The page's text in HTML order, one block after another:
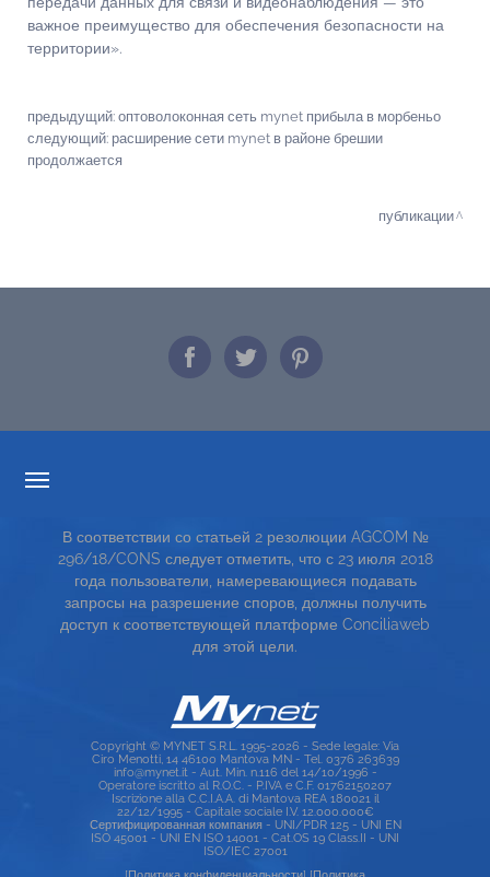
важное преимущество для обеспечения безопасности на
территории».
предыдущий:оптоволоконная сеть mynet прибыла в морбеньо
следующий: расширение сети mynet в районе брешии
продолжается
публикации
СЕРВИСНАЯ КАРТА
TOP RICERCHE
SITE MAP
В соответствии со статьей 2 резолюции AGCOM №
296/18/CONS следует отметить, что с 23 июля 2018
года пользователи, намеревающиеся подавать
запросы на разрешение споров, должны получить
доступ к соответствующей платформе Conciliaweb
для этой цели.
Copyright © MYNET S.R.L. 1995-2026 - Sede legale: Via
Ciro Menotti, 14 46100 Mantova MN - Tel. 0376 263639
info@mynet.it - Aut. Min. n.116 del 14/10/1996 -
Operatore iscritto al R.O.C. - P.IVA e C.F. 01762150207
Iscrizione alla C.C.I.A.A. di Mantova REA 180021 il
22/12/1995 - Capitale sociale I.V. 12.000.000€
Сертифицированная компания - UNI/PDR 125 - UNI EN
ISO 45001 - UNI EN ISO 14001 - Cat.OS 19 Class.II - UNI
ISO/IEC 27001